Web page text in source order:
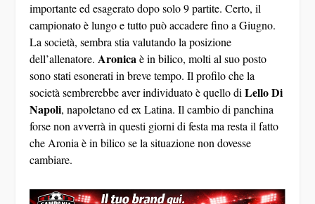
importante ed esagerato dopo solo 9 partite. Certo, il
campionato è lungo e tutto può accadere fino a Giugno.
La società, sembra stia valutando la posizione
dell’allenatore.Aronicaè in bilico, molti al suo posto
sono stati esonerati in breve tempo. Il profilo che la
società sembrerebbe aver individuato è quello diLello Di
Napoli, napoletano ed ex Latina. Il cambio di panchina
forse non avverrà in questi giorni di festa ma resta il fatto
che Aronia è in bilico se la situazione non dovesse
cambiare.